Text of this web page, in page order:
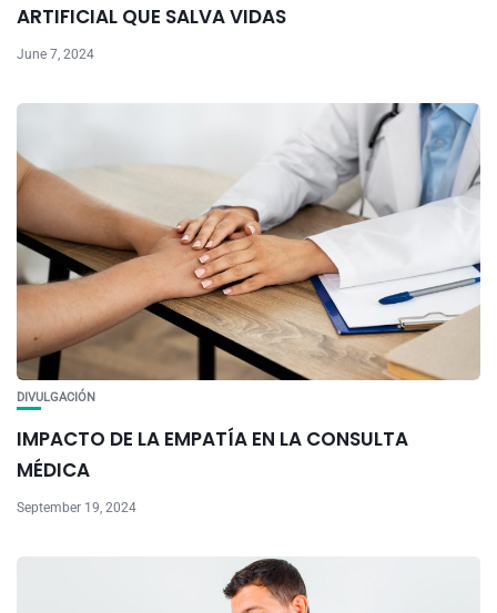
ARTIFICIAL QUE SALVA VIDAS
June 7, 2024
DIVULGACIÓN
IMPACTO DE LA EMPATÍA EN LA CONSULTA
MÉDICA
September 19, 2024